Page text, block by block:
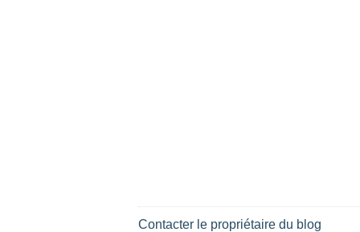
Contacter le propriétaire du blog